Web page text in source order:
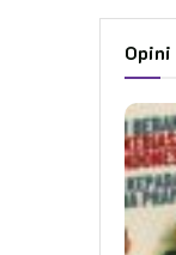
Opini